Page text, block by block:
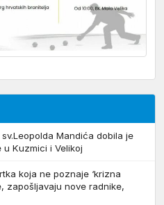
Mandića dobila je
Kuzmici i Velikoj
koja ne poznaje ‘krizna
zapošljavaju nove radnike,